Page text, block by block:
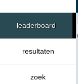
leaderboard
resultaten
zoek